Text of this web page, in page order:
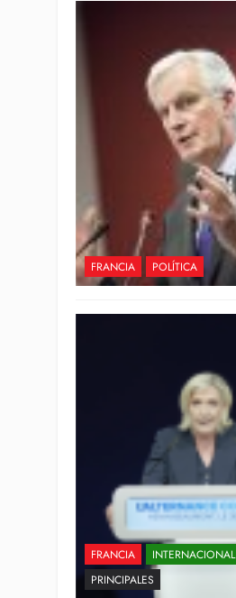
FRANCIA POLÍTICA
FRANCIA
INTERNACIONAL
PRINCIPALES